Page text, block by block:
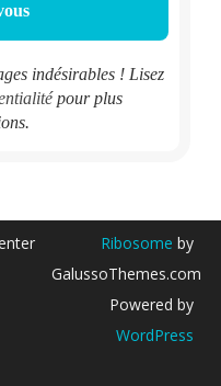
indésirables ! Lisez
pour plus
Ribosome by
GalussoThemes.com
Powered by
WordPress